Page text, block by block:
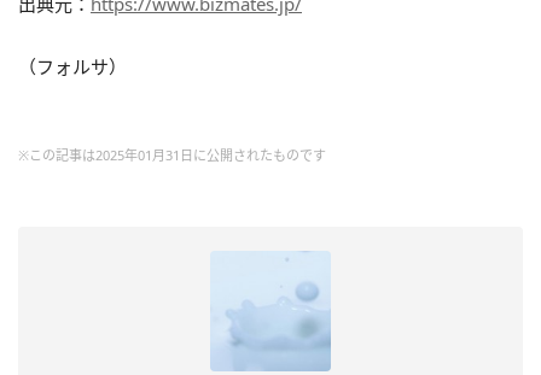
（フォルサ）
※この記事は2025年01月31日に公開されたものです